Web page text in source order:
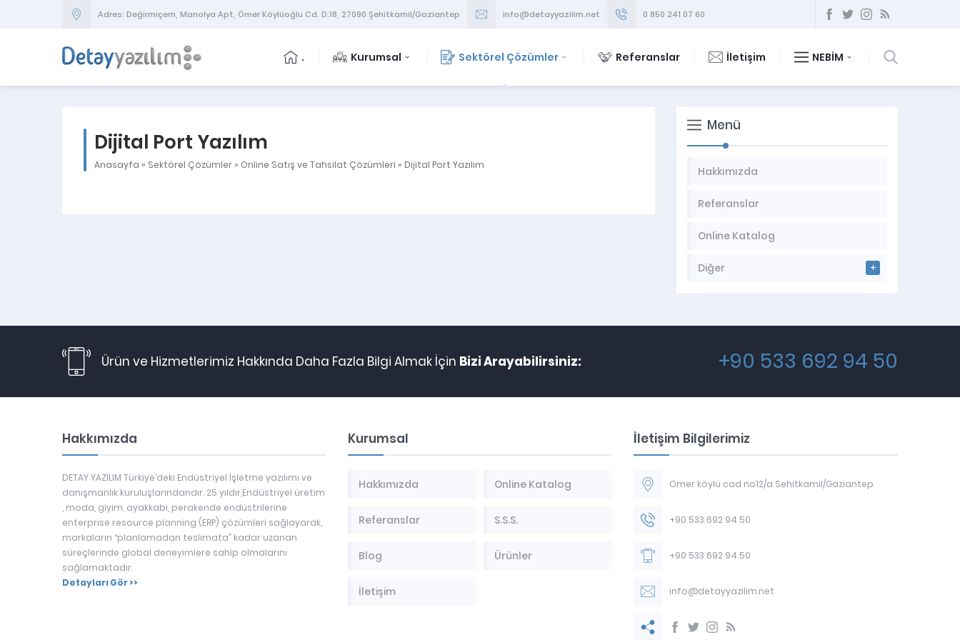
Adres: Değirmiçem, Manolya Apt, Ömer Köylüoğlu Cd. D:18, 27090 Şehitkamil/Gaziantep info@detayyazilim.net 0 850 241 07 60
. Kurumsal Sektörel Çözümler Referanslar İletişim NEBİM
Dijital Port Yazılım
Anasayfa » Sektörel Çözümler » Online Satış ve Tahsilat Çözümleri » Dijital Port Yazılım
Menü
Hakkımızda
Referanslar
Online Katalog
Diğer
Ürün ve Hizmetlerimiz Hakkında Daha Fazla Bilgi Almak İçin Bizi Arayabilirsiniz: +90 533 692 94 50
Hakkımızda
DETAY YAZILIM Türkiye’deki Endüstriyel İşletme yazılımı ve
danışmanlık kuruluşlarındandır. 25 yıldır,Endüstriyel üretim
, moda, giyim, ayakkabı, perakende endüstrilerine
enterprise resource planning (ERP) çözümleri sağlayarak,
markaların “planlamadan teslimata” kadar uzanan
süreçlerinde global deneyimlere sahip olmalarını
sağlamaktadır.
Detayları Gör >>
Kurumsal
Hakkımızda Online Katalog
Referanslar S.S.S.
Blog Ürünler
İletişim
İletişim Bilgilerimiz
Omer köylü cad no12/a Sehitkamil/Gaziantep
+90 533 692 94 50
+90 533 692 94 50
info@detayyazilim.net